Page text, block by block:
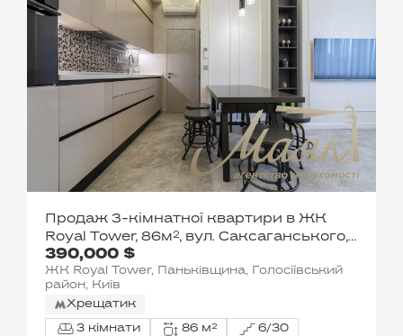
390,000 $
Продаж 3-кімнатної квартири в ЖК
Royal Tower, 86м², вул. Саксаганського,
37К, Центр, Київ
ЖК Royal Tower, Паньківщина, Голосіївський
район, Київ
Хрещатик
3 кімнати 86 м² 6/30